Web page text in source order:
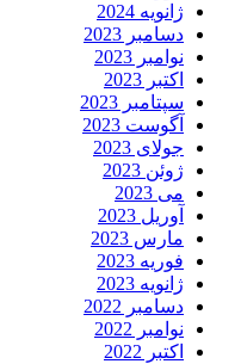
ژانویه 2024
دسامبر 2023
نوامبر 2023
اکتبر 2023
سپتامبر 2023
آگوست 2023
جولای 2023
ژوئن 2023
می 2023
آوریل 2023
مارس 2023
فوریه 2023
ژانویه 2023
دسامبر 2022
نوامبر 2022
اکتبر 2022